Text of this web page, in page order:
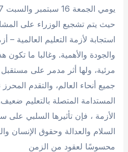
حيث يتم تشجيع الوزراء على
استجابة لأزمة التعليم العالمية
والجودة والأهمية. وغالبا ما تكون
مرئية، ولها أثر مدمر على
جميع أنحاء العالم، والتقدم
المستدامة المتصلة بالتعليم
الأزمة ، فإن تأثيرها السلبي
السلام والعدالة وحقوق الإنسان
محسوسًا لعقود من الزمن